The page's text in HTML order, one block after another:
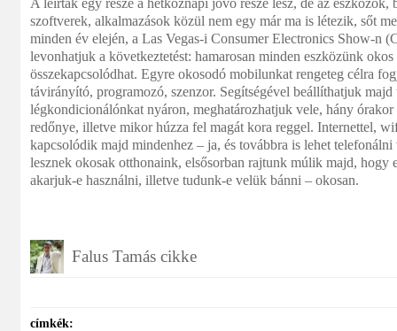
A leírtak egy része a hétköznapi jövő része lesz, de az eszközök,
szoftverek, alkalmazások közül nem egy már ma is létezik, sőt
minden év elején, a Las Vegas-i Consumer Electronics Show-n
levonhatjuk a következtetést: hamarosan minden eszközünk
összekapcsolódhat. Egyre okosodó mobilunkat rengeteg célra
távirányító, programozó, szenzor. Segítségével beállíthatjuk majd
légkondicionálónkat nyáron, meghatározhatjuk vele, hány
redőnye, illetve mikor húzza fel magát kora reggel. Internettel,
kapcsolódik majd mindenhez – ja, és továbbra is lehet
lesznek okosak otthonaink, elsősorban rajtunk múlik majd, hogy
akarjuk-e használni, illetve tudunk-e velük bánni – okosan.
Falus Tamás cikke
címkék: